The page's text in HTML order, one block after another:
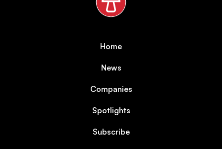
Home
News
Companies
Spotlights
Subscribe